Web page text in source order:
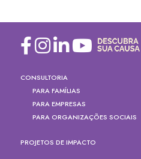
CONSULTORIA
PARA FAMÍLIAS
PARA EMPRESAS
PARA ORGANIZAÇÕES SOCIAIS
PROJETOS DE IMPACTO